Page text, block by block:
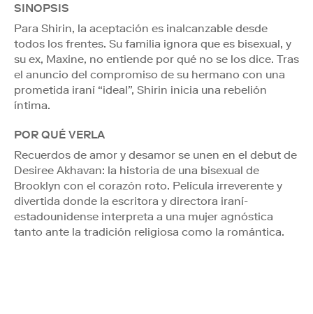
SINOPSIS
Para Shirin, la aceptación es inalcanzable desde
todos los frentes. Su familia ignora que es bisexual, y
su ex, Maxine, no entiende por qué no se los dice. Tras
el anuncio del compromiso de su hermano con una
prometida iraní “ideal”, Shirin inicia una rebelión
íntima.
POR QUÉ VERLA
Recuerdos de amor y desamor se unen en el debut de
Desiree Akhavan: la historia de una bisexual de
Brooklyn con el corazón roto. Película irreverente y
divertida donde la escritora y directora iraní-
estadounidense interpreta a una mujer agnóstica
tanto ante la tradición religiosa como la romántica.